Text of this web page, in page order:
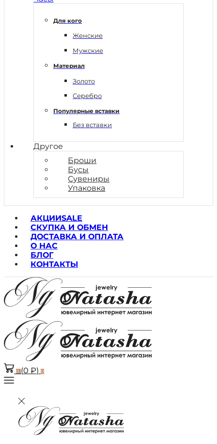
Для кого
Женские
Мужские
Материал
Золото
Серебро
Популярные вставки
Без вставки
Другое
Броши
Бусы
Сувениры
Упаковка
АКЦИИSALE
СКУПКА И ОБМЕН
ДОСТАВКА И ОПЛАТА
О НАС
БЛОГ
КОНТАКТЫ
0 (0 ₽) 0